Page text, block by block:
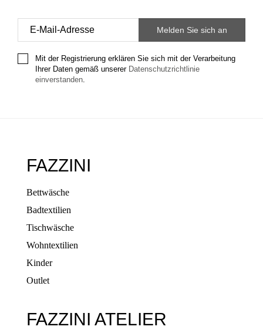
Mit der Registrierung erklären Sie sich mit der Verarbeitung
Ihrer Daten gemäß unserer Datenschutzrichtlinie
einverstanden.
FAZZINI
Bettwäsche
Badtextilien
Tischwäsche
Wohntextilien
Kinder
Outlet
FAZZINI ATELIER